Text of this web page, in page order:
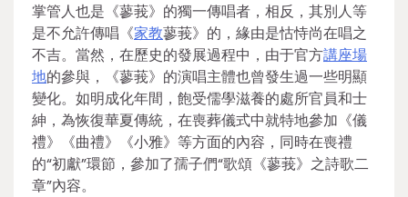
掌管人也是《蓼莪》的獨一傳唱者，相反，其別人等
是不允許傳唱《家教蓼莪》的，緣由是怙恃尚在唱之
不吉。當然，在歷史的發展過程中，由于官方講座場
地的參與，《蓼莪》的演唱主體也曾發生過一些明顯
變化。如明成化年間，飽受儒學滋養的處所官員和士
紳，為恢復華夏傳統，在喪葬儀式中就特地參加《儀
禮》《曲禮》《小雅》等方面的內容，同時在喪禮
的“初獻”環節，參加了孺子們“歌頌《蓼莪》之詩歌二
章”內容。